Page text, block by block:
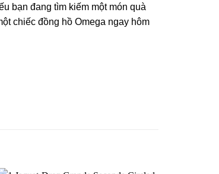
bạn đang tìm kiếm một món quà
chiếc đồng hồ Omega ngay hôm